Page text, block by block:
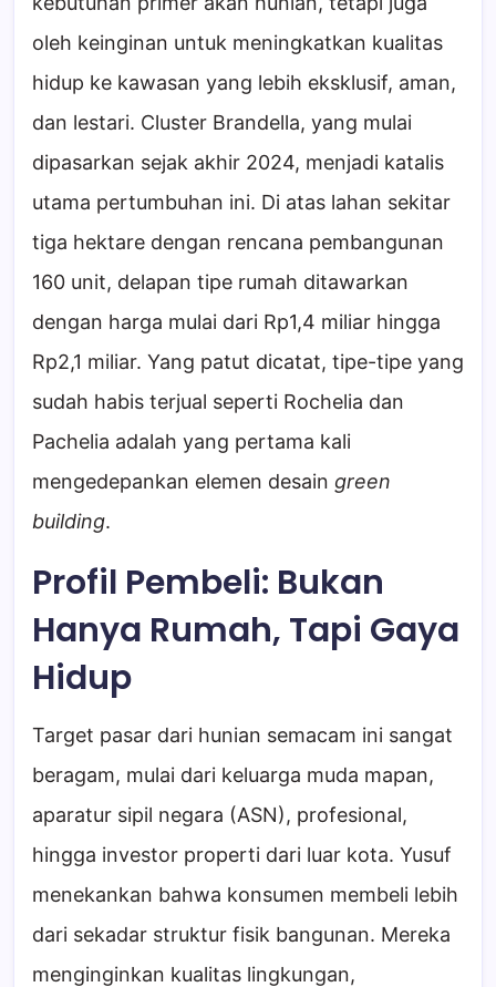
oleh keinginan untuk meningkatkan kualitas
hidup ke kawasan yang lebih eksklusif, aman,
dan lestari. Cluster Brandella, yang mulai
dipasarkan sejak akhir 2024, menjadi katalis
utama pertumbuhan ini. Di atas lahan sekitar
tiga hektare dengan rencana pembangunan
160 unit, delapan tipe rumah ditawarkan
dengan harga mulai dari Rp1,4 miliar hingga
Rp2,1 miliar. Yang patut dicatat, tipe-tipe yang
sudah habis terjual seperti Rochelia dan
Pachelia adalah yang pertama kali
mengedepankan elemen desain green
building.
Profil Pembeli: Bukan
Hanya Rumah, Tapi Gaya
Hidup
Target pasar dari hunian semacam ini sangat
beragam, mulai dari keluarga muda mapan,
aparatur sipil negara (ASN), profesional,
hingga investor properti dari luar kota. Yusuf
menekankan bahwa konsumen membeli lebih
dari sekadar struktur fisik bangunan. Mereka
menginginkan kualitas lingkungan,